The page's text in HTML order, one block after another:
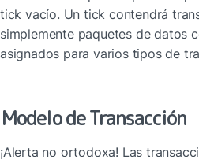
tick vacío. Un tick contendrá
simplemente paquetes de datos
asignados para varios tipos de
Modelo de Transacción
¡Alerta no ortodoxa! Las